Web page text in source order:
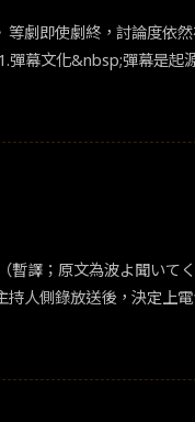
劇即使劇終，討論度依
評論，消滅了以往零碎時
譯；原文為波よ聞いて
人側錄放送後，決定上
新鮮，於 2020 年改編
事物向來的態度，這點